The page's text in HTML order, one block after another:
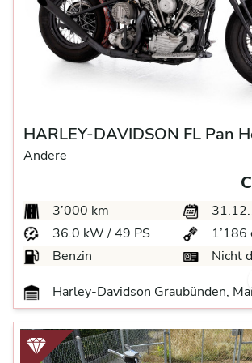
HARLEY-DAVIDSON FL Pan
Andere
3’000 km
36.0 kW / 49 PS
1’186
Benzin
Nicht
Harley-Davidson Graubünden,